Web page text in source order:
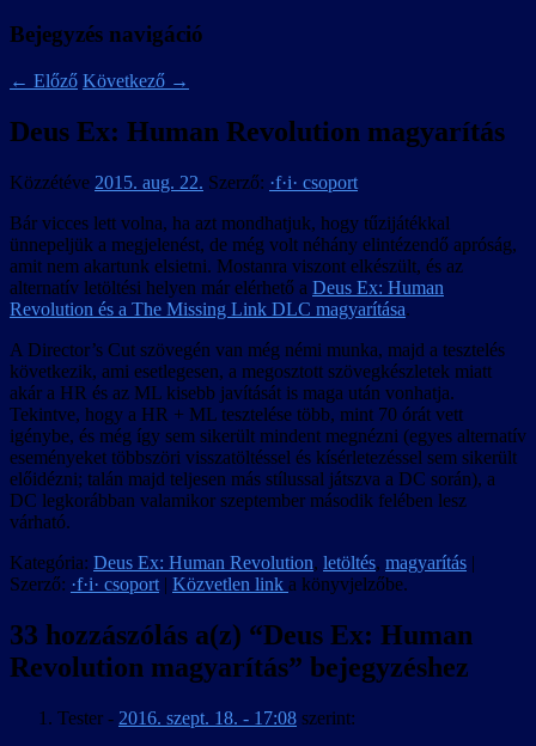
Bejegyzés navigáció
← Előző Következő →
Deus Ex: Human Revolution magyarítás
Közzétéve 2015. aug. 22. Szerző: ·f·i· csoport
Bár vicces lett volna, ha azt mondhatjuk, hogy tűzijátékkal
ünnepeljük a megjelenést, de még volt néhány elintézendő apróság,
amit nem akartunk elsietni. Mostanra viszont elkészült, és az
alternatív letöltési helyen már elérhető a Deus Ex: Human
Revolution és a The Missing Link DLC magyarítása.
A Director’s Cut szövegén van még némi munka, majd a tesztelés
következik, ami esetlegesen, a megosztott szövegkészletek miatt
akár a HR és az ML kisebb javítását is maga után vonhatja.
Tekintve, hogy a HR + ML tesztelése több, mint 70 órát vett
igénybe, és még így sem sikerült mindent megnézni (egyes alternatív
eseményeket többszöri visszatöltéssel és kísérletezéssel sem sikerült
előidézni; talán majd teljesen más stílussal játszva a DC során), a
DC legkorábban valamikor szeptember második felében lesz
várható.
Kategória: Deus Ex: Human Revolution, letöltés, magyarítás |
Szerző: ·f·i· csoport | Közvetlen link a könyvjelzőbe.
33 hozzászólás a(z) “Deus Ex: Human
Revolution magyarítás” bejegyzéshez
Tester - 2016. szept. 18. - 17:08 szerint: